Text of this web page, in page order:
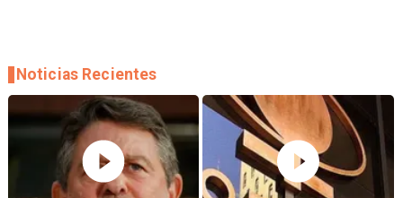
Noticias Recientes